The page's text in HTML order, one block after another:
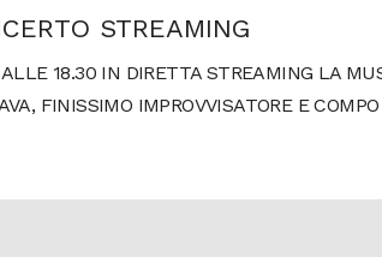
STREAMING
18.30 IN DIRETTA STREAMING LA
FINISSIMO IMPROVVISATORE E COMPO